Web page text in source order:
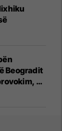
Beogradit
ai